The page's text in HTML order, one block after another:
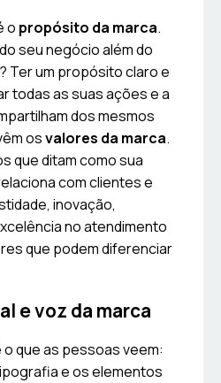
o propósito da marca.
seu negócio além do
Ter um propósito claro e
todas as suas ações e a
dos mesmos
osvalores da marca.
que ditam como sua
com clientes e
inovação,
no atendimento
que podem diferenciar
e voz da marca
o que as pessoas veem:
e os elementos